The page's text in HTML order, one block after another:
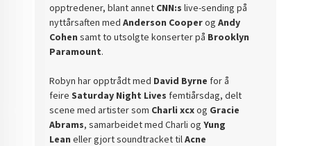
opptredener, blant annet CNN:slive-sending på
nyttårsaften medAnderson CooperogAndy
Cohen samt to utsolgte konserter på Brooklyn
Paramount.
Robyn har opptrådt med David Byrne for å
feireSaturday Night Lives femtiårsdag, delt
scene med artister som Charli xcxog Gracie
Abrams, samarbeidet med Charli ogYung
Lean eller gjort soundtracket tilAcne